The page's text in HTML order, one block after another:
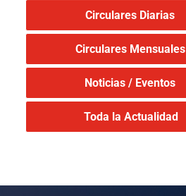
Circulares Diarias
Circulares Mensuales
Noticias / Eventos
Toda la Actualidad